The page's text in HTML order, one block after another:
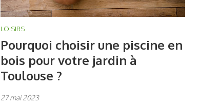
LOISIRS
Pourquoi choisir une piscine en
bois pour votre jardin à
Toulouse ?
27 mai 2023